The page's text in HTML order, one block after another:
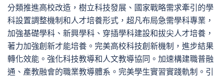
分類推進高校改造，樹立科技發展、國家戰略需求牽引的學
科設置調整機制和人才培養形式，超凡布局急需學科專業，
加強基礎學科、新興學科、穿插學科建設和拔尖人才培養，
著力加強創新才能培養。完美高校科技創新機制，進步結果
轉化效能。強化科技教導和人文教導協同。加速構建職普融
通、產教融會的職業教導體系。完美學生實習實踐軌制。引